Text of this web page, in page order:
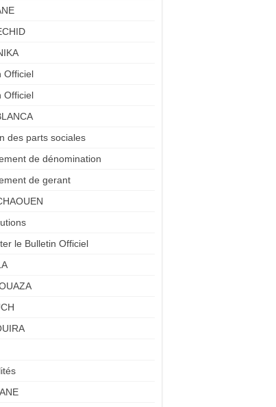
Officiel
Officiel
des parts sociales
de dénomination
de gerant
le Bulletin Officiel